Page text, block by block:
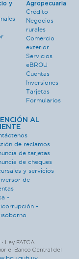
y
Agropecuaria
Crédito
Negocios
rurales
Comercio
exterior
Servicios
eBROU
Cuentas
Inversiones
Tarjetas
Formularios
AL
de reclamos
de tarjetas
de cheques
y servicios
de
-
-
Ley FATCA
el Banco Central del